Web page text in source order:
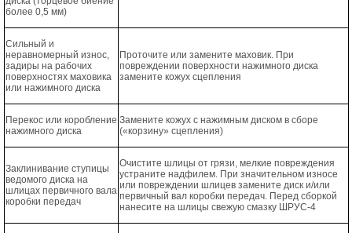
более 0,5 мм)
Сильный и
неравномерный износ,
задиры на рабочих
поверхностях маховика
или нажимного диска
Проточите или замените маховик. При
повреждении поверхности нажимного диска
замените кожух сцепления
Перекос или коробление
нажимного диска
Замените кожух с нажимным диском в сборе
(«корзину» сцепления)
Заклинивание ступицы
ведомого диска на
шлицах первичного вала
коробки передач
Очистите шлицы от грязи, мелкие повреждения
устраните надфилем. При значительном износе
или повреждении шлицев замените диск и/или
первичный вал коробки передач. Перед сборкой
нанесите на шлицы свежую смазку ШРУС-4